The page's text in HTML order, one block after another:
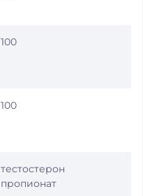
100
100
тестостерон
пропионат